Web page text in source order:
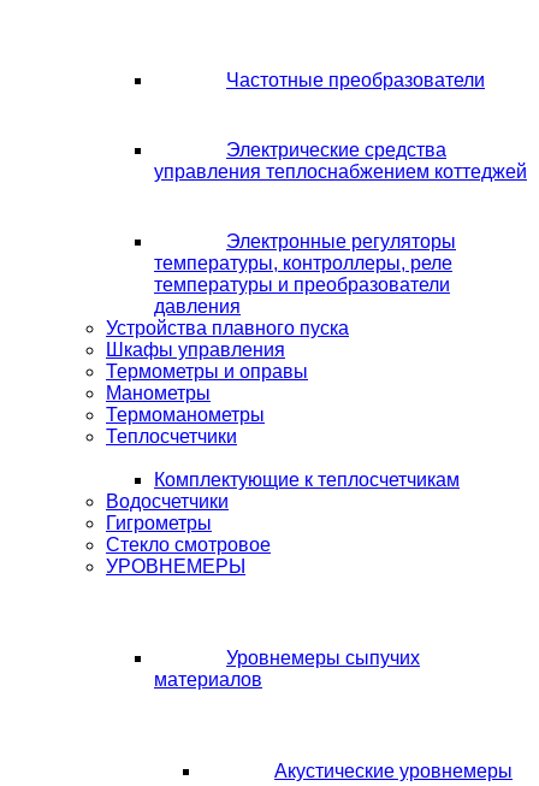
Частотные преобразователи
Электрические средства
управления теплоснабжением коттеджей
Электронные регуляторы
температуры, контроллеры, реле
температуры и преобразователи
давления
Устройства плавного пуска
Шкафы управления
Термометры и оправы
Манометры
Термоманометры
Теплосчетчики
Комплектующие к теплосчетчикам
Водосчетчики
Гигрометры
Стекло смотровое
УРОВНЕМЕРЫ
Уровнемеры сыпучих
материалов
Акустические уровнемеры